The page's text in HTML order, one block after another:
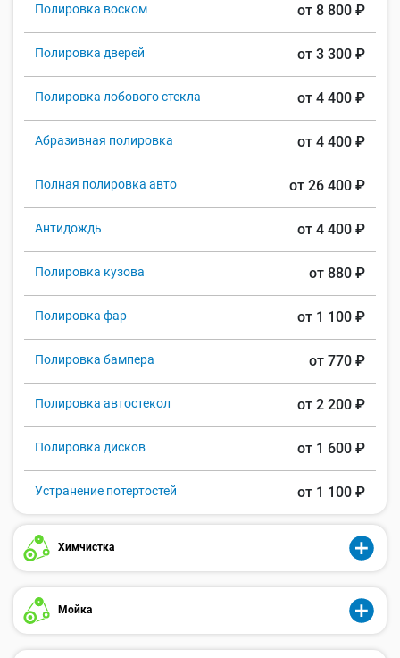
Полировка воском от 8 800 ₽
Полировка дверей от 3 300 ₽
Полировка лобового стекла от 4 400 ₽
Абразивная полировка от 4 400 ₽
Полная полировка авто от 26 400 ₽
Антидождь от 4 400 ₽
Полировка кузова от 880 ₽
Полировка фар от 1 100 ₽
Полировка бампера от 770 ₽
Полировка автостекол от 2 200 ₽
Полировка дисков от 1 600 ₽
Устранение потертостей от 1 100 ₽
Химчистка
Мойка